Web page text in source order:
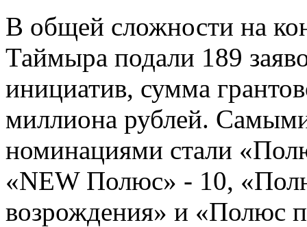
В общей сложности на
Таймыра подали 189
инициатив, сумма
миллиона рублей.
номинациями стали
«NEW Полюс» - 10,
возрождения» и «Полюс